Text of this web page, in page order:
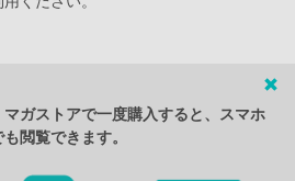
ガストアで一度購入すると、スマホ
閲覧できます。